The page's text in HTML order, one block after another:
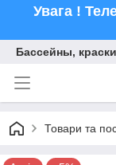
Увага !
Бассейны,
Товари та